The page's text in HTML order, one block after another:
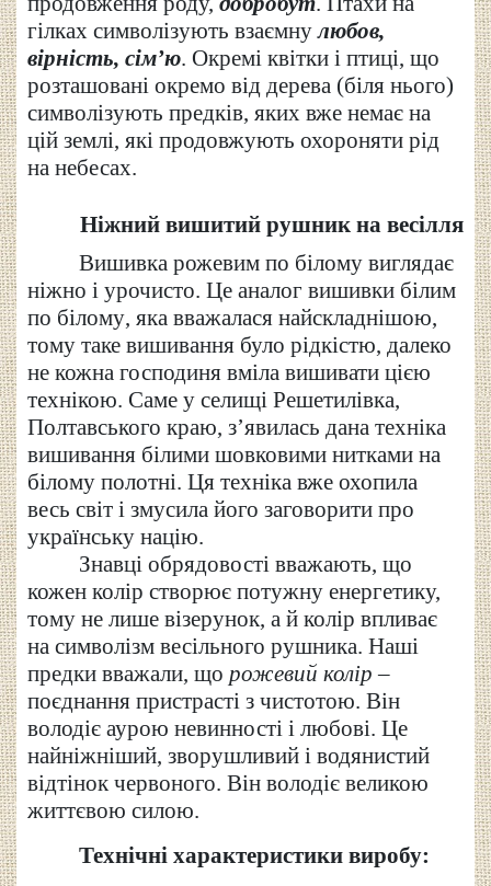
гілках символізують взаємнулюбов,
вірність, сім’ю. Окремі квітки і птиці, що
розташовані окремо від дерева (біля нього)
символізують предків, яких вже немає на
цій землі, які продовжують охороняти рід
на небесах.
Ніжний вишитий рушник на весілля
Вишивка рожевим по білому виглядає
ніжно і урочисто. Це аналог вишивки білим
по білому, яка вважалася найскладнішою,
тому таке вишивання було рідкістю, далеко
не кожна господиня вміла вишивати цією
технікою. Саме у селищі Решетилівка,
Полтавського краю, з’явилась дана техніка
вишивання білими шовковими нитками на
білому полотні. Ця техніка вже охопила
весь світ і змусила його заговорити про
українську націю.
Знавці обрядовості вважають, що
кожен колір створює потужну енергетику,
тому не лише візерунок, а й колір впливає
на символізм весільного рушника. Наші
предки вважали, що рожевий колір –
поєднання пристрасті з чистотою. Він
володіє аурою невинності і любові. Це
найніжніший, зворушливий і водянистий
відтінок червоного. Він володіє великою
життєвою силою.
Технічні характеристики виробу: